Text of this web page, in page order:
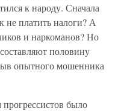
к народу. Сначала
не платить налоги? А
и наркоманов? Но
половину
опытного мошенника
было